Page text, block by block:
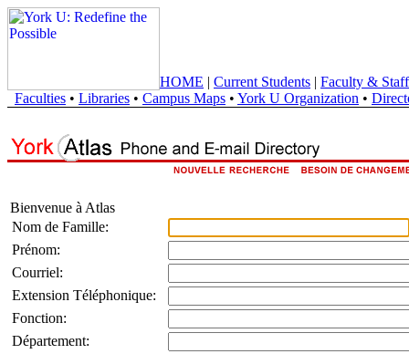
HOME | Current Students | Faculty & Staff
Faculties • Libraries • Campus Maps • York U Organization •
Bienvenue à Atlas
Nom de Famille:
Prénom:
Courriel:
Extension Téléphonique:
Fonction:
Département: